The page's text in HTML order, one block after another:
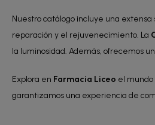
Nuestro catálogo incluye una extensa
reparación y el rejuvenecimiento. La
la luminosidad. Además, ofrecemos
Explora en Farmacia Liceo el mundo
garantizamos una experiencia de